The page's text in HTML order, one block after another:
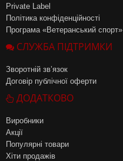
Private Label
Політика конфіденційності
Програма «Ветеранський спорт»
СЛУЖБА ПІДТРИМКИ
Зворотній зв’язок
Договір публічної оферти
ДОДАТКОВО
Виробники
Акції
Популярні товари
Хіти продажів